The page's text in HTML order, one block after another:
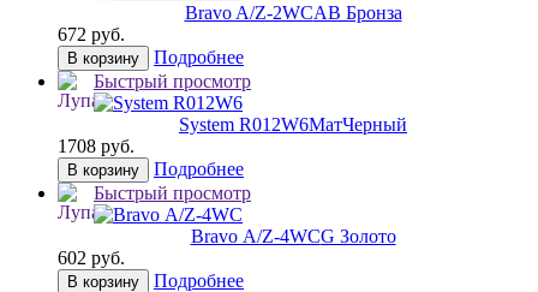
Bravo A/Z-2WCAB Бронза
672 руб.
В корзину
Подробнее
Быстрый просмотр
System R012W6МатЧерный
1708 руб.
В корзину
Подробнее
Быстрый просмотр
Bravo А/Z-4WCG Золото
602 руб.
В корзину
Подробнее